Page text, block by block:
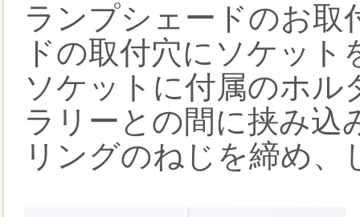
ランプシェードのお取
ドの取付穴にソケット
ソケットに付属のホ
ラリーとの間に挟み込
リングのねじを締め